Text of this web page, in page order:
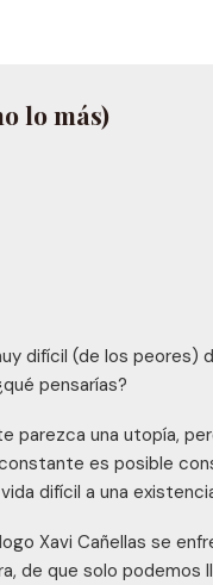
lo más)
difícil (de los peores)
pensarías?
una utopía,
es posible
difícil a una
Xavi Cañellas se
de que solo podemos